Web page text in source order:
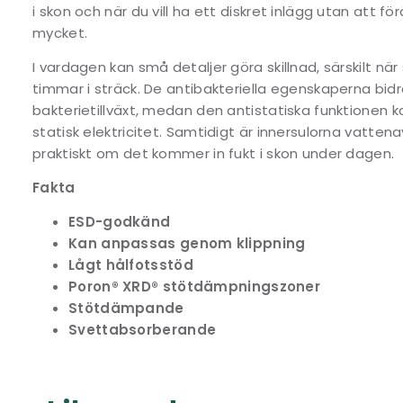
i skon och när du vill ha ett diskret inlägg utan att
mycket.
I vardagen kan små detaljer göra skillnad, särskilt
timmar i sträck. De antibakteriella egenskaperna
bakterietillväxt, medan den antistatiska funktionen
statisk elektricitet. Samtidigt är innersulorna
praktiskt om det kommer in fukt i skon under dagen.
Fakta
ESD-godkänd
Kan anpassas genom klippning
Lågt hålfotsstöd
Poron® XRD® stötdämpningszoner
Stötdämpande
Svettabsorberande